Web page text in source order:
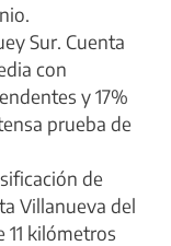
Sur. Cuenta
con
y 17%
prueba de
de
Villanueva del
11 kilómetros